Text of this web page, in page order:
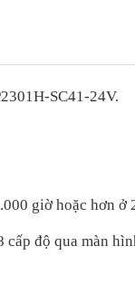
SC41-24V.
giờ hoặc hơn ở
độ qua màn